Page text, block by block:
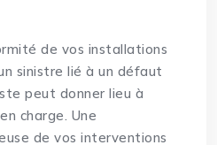
de vos installations
sinistre lié à un défaut
peut donner lieu à
charge. Une
de vos interventions